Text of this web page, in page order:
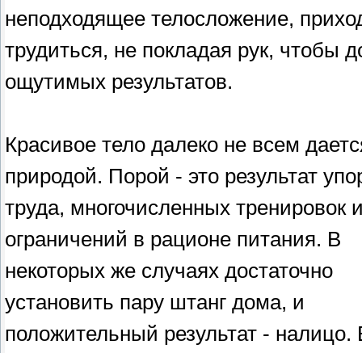
неподходящее телосложение,
трудиться, не покладая рук, чтобы
ощутимых результатов.
Красивое тело далеко не всем
природой. Порой - это результат
труда, многочисленных тренировок
ограничений в рационе питания. В
некоторых же случаях достаточно
установить пару штанг дома, и
положительный результат - налицо.